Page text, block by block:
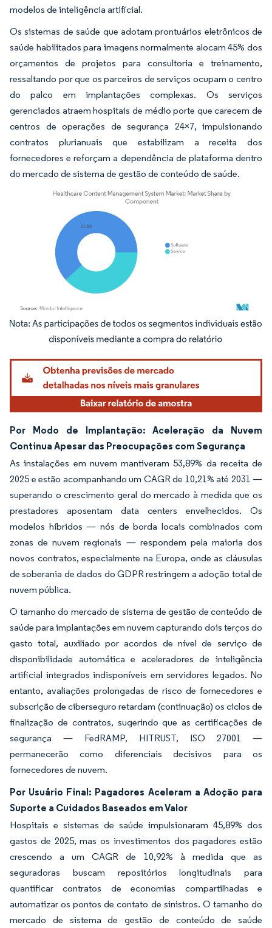
modelos de inteligência artificial.
Os sistemas de saúde que adotam prontuários eletrônicos de
saúde habilitados para imagens normalmente alocam 45% dos
orçamentos de projetos para consultoria e treinamento,
ressaltando por que os parceiros de serviços ocupam o centro
do palco em implantações complexas. Os serviços
gerenciados atraem hospitais de médio porte que carecem de
centros de operações de segurança 24×7, impulsionando
contratos plurianuais que estabilizam a receita dos
fornecedores e reforçam a dependência de plataforma dentro
do mercado de sistema de gestão de conteúdo de saúde.
Imagem © Mordor Intelligence. O reuso requer atribuição conforme CC BY 4.0.
Por Modo de Implantação: Aceleração da Nuvem
Continua Apesar das Preocupações com Segurança
As instalações em nuvem mantiveram 53,89% da receita de
2025 e estão acompanhando um CAGR de 10,21% até 2031 —
superando o crescimento geral do mercado à medida que os
prestadores aposentam data centers envelhecidos. Os
modelos híbridos — nós de borda locais combinados com
zonas de nuvem regionais — respondem pela maioria dos
novos contratos, especialmente na Europa, onde as cláusulas
de soberania de dados do GDPR restringem a adoção total de
nuvem pública.
O tamanho do mercado de sistema de gestão de conteúdo de
saúde para implantações em nuvem capturando dois terços do
gasto total, auxiliado por acordos de nível de serviço de
disponibilidade automática e aceleradores de inteligência
artificial integrados indisponíveis em servidores legados. No
entanto, avaliações prolongadas de risco de fornecedores e
subscrição de ciberseguro retardam (continuação) os ciclos de
finalização de contratos, sugerindo que as certificações de
segurança — FedRAMP, HITRUST, ISO 27001 —
permanecerão como diferenciais decisivos para os
fornecedores de nuvem.
Por Usuário Final: Pagadores Aceleram a Adoção para
Suporte a Cuidados Baseados em Valor
Hospitais e sistemas de saúde impulsionaram 45,89% dos
gastos de 2025, mas os investimentos dos pagadores estão
crescendo a um CAGR de 10,92% à medida que as
seguradoras buscam repositórios longitudinais para
quantificar contratos de economias compartilhadas e
automatizar os pontos de contato de sinistros. O tamanho do
mercado de sistema de gestão de conteúdo de saúde